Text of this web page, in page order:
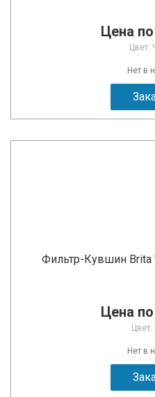
Цена
Цвет:
Нет в
Фильтр-Кувшин Brita
Цена
Нет в